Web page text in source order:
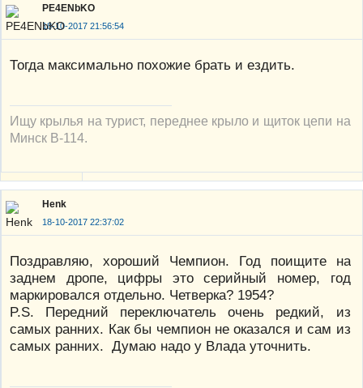
PE4ENbKO
18-10-2017 21:56:54
Тогда максимально похожие брать и ездить.
Ищу крылья на турист, переднее крыло и щиток цепи на
Минск В-114.
Henk
18-10-2017 22:37:02
Поздравляю, хороший Чемпион. Год поищите на
заднем дропе, цифры это серийный номер, год
маркировался отдельно. Четверка? 1954?
P.S. Передний переключатель очень редкий, из
самых ранних. Как бы чемпион не оказался и сам из
самых ранних. Думаю надо у Влада уточнить.